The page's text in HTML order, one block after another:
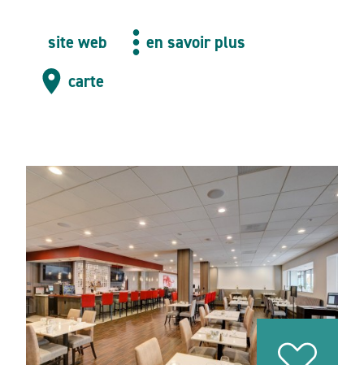
site web
en savoir plus
carte